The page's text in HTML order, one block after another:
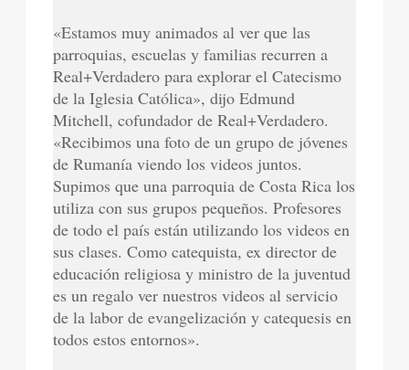
«Estamos muy animados al ver que las
parroquias, escuelas y familias recurren a
Real+Verdadero para explorar el Catecismo
de la Iglesia Católica», dijo Edmund
Mitchell, cofundador de Real+Verdadero.
«Recibimos una foto de un grupo de jóvenes
de Rumanía viendo los videos juntos.
Supimos que una parroquia de Costa Rica los
utiliza con sus grupos pequeños. Profesores
de todo el país están utilizando los videos en
sus clases. Como catequista, ex director de
educación religiosa y ministro de la juventud
es un regalo ver nuestros videos al servicio
de la labor de evangelización y catequesis en
todos estos entornos».